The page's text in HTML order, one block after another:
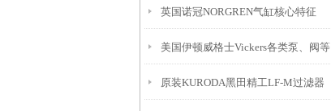
英国诺冠NORGREN气缸核心特征
美国伊顿威格士Vickers各类泵、阀等
产品来到中国
原装KURODA黑田精工LF-M过滤器